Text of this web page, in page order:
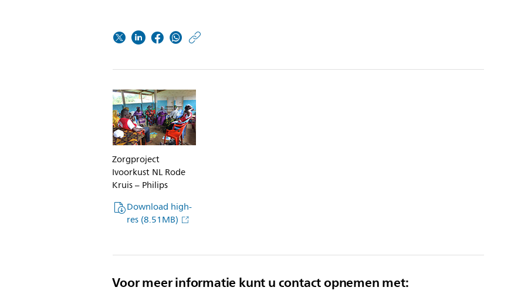
philips-
Zorgproject
Ivoorkust NL Rode
Kruis – Philips
Download high-
res (8.51MB)
Voor meer informatie kunt u contact opnemen met: